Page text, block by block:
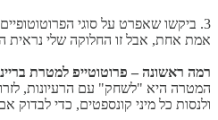
3. ביקשו שאפרט על סוגי
אמת אחת, אבל זו החלוקה שלי נראית
רמה ראשונה – פרוטוטייפ למטרת
המטרה היא "לשחק" עם הרעיונות,
ולנסות כל מיני קונספטים, כדי לבדוק